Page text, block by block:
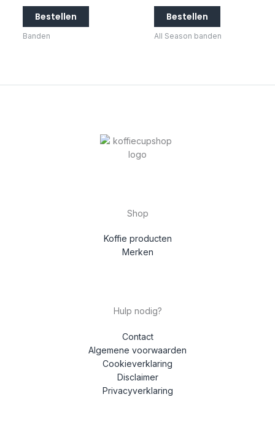
Bestellen
Banden
Bestellen
All Season banden
Shop
Koffie producten
Merken
Hulp nodig?
Contact
Algemene voorwaarden
Cookieverklaring
Disclaimer
Privacyverklaring